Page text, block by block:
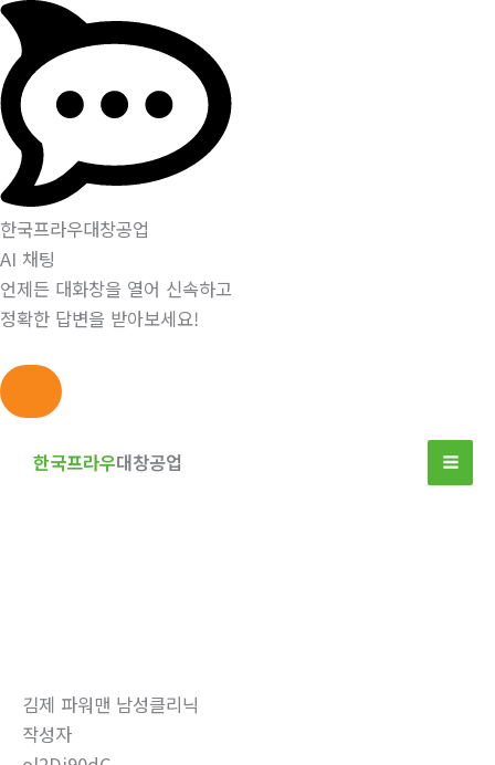
한국프라우대창공업
AI 채팅
언제든 대화창을 열어 신속하고
정확한 답변을 받아보세요!
한국프라우대창공업
김제 파워맨 남성클리닉
작성자